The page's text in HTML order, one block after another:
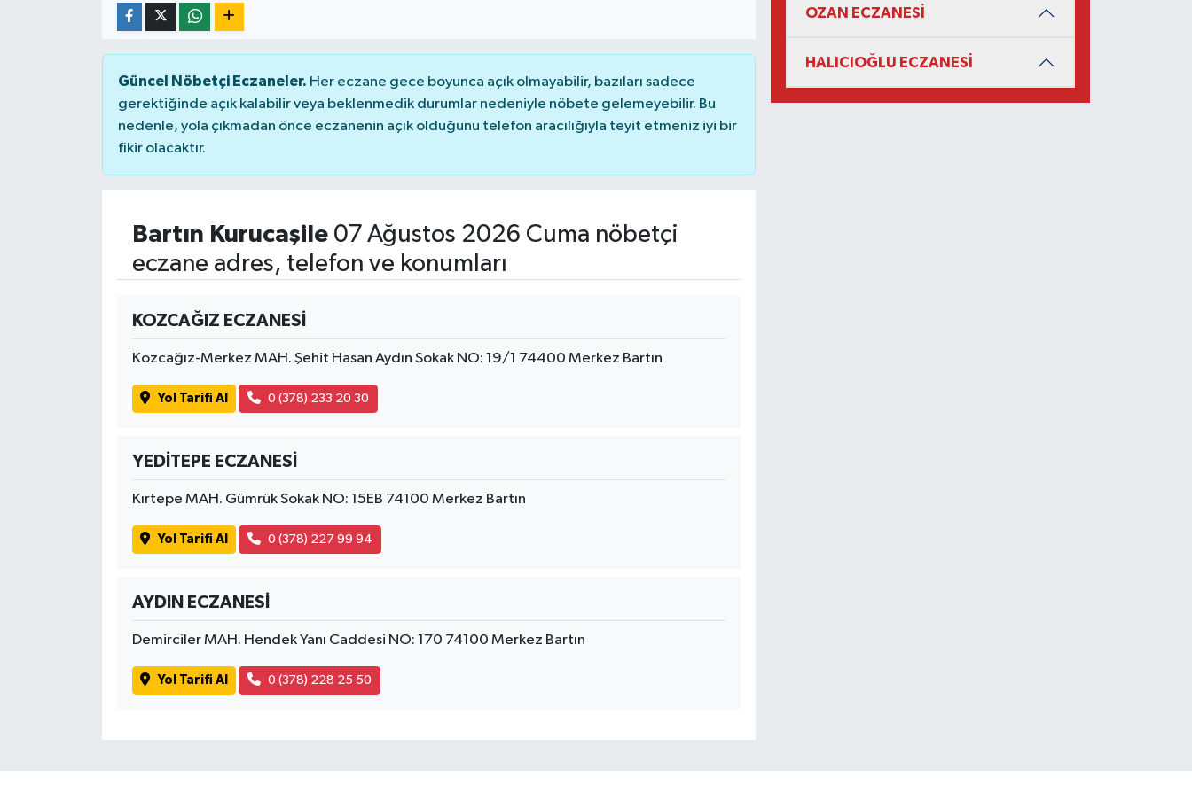
Güncel Nöbetçi Eczaneler. Her eczane gece boyunca açık olmayabilir, bazıları sadece
gerektiğinde açık kalabilir veya beklenmedik durumlar nedeniyle nöbete gelemeyebilir. Bu
nedenle, yola çıkmadan önce eczanenin açık olduğunu telefon aracılığıyla teyit etmeniz iyi bir
fikir olacaktır.
Bartın Kurucaşile07 Ağustos 2026 Cuma nöbetçi
eczane adres, telefon ve konumları
KOZCAĞIZ ECZANESİ
Kozcağız-Merkez MAH. Şehit Hasan Aydın Sokak NO: 19/1 74400 Merkez Bartın
Yol Tarifi Al 0 (378) 233 20 30
YEDİTEPE ECZANESİ
Kırtepe MAH. Gümrük Sokak NO: 15EB 74100 Merkez Bartın
Yol Tarifi Al 0 (378) 227 99 94
AYDIN ECZANESİ
Demirciler MAH. Hendek Yanı Caddesi NO: 170 74100 Merkez Bartın
Yol Tarifi Al 0 (378) 228 25 50
OZAN ECZANESİ
HALICIOĞLU ECZANESİ